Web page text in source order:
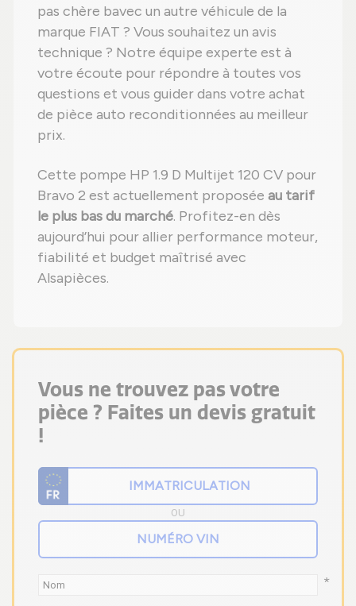
pas chère bavec un autre véhicule de la
marque FIAT ? Vous souhaitez un avis
technique ? Notre équipe experte est à
votre écoute pour répondre à toutes vos
questions et vous guider dans votre achat
de pièce auto reconditionnées au meilleur
prix.
Cette pompe HP 1.9 D Multijet 120 CV pour
Bravo 2 est actuellement proposée au tarif
le plus bas du marché. Profitez-en dès
aujourd’hui pour allier performance moteur,
fiabilité et budget maîtrisé avec
Alsapièces.
Vous ne trouvez pas votre
pièce ? Faites un devis gratuit
!
OU
*